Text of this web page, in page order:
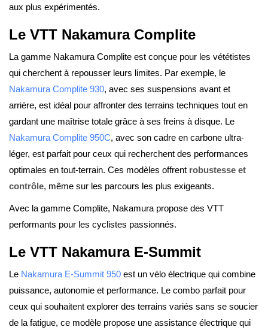
aux plus expérimentés.
Le VTT Nakamura Complite
La gamme Nakamura Complite est conçue pour les vététistes
qui cherchent à repousser leurs limites. Par exemple, le
Nakamura Complite 930, avec ses suspensions avant et
arrière, est idéal pour affronter des terrains techniques tout en
gardant une maîtrise totale grâce à ses freins à disque. Le
Nakamura Complite 950C, avec son cadre en carbone ultra-
léger, est parfait pour ceux qui recherchent des performances
optimales en tout-terrain. Ces modèles offrent robustesse et
contrôle, même sur les parcours les plus exigeants.
Avec la gamme Complite, Nakamura propose des VTT
performants pour les cyclistes passionnés.
Le VTT Nakamura E-Summit
Le Nakamura E-Summit 950 est un vélo électrique qui combine
puissance, autonomie et performance. Le combo parfait pour
ceux qui souhaitent explorer des terrains variés sans se soucier
de la fatigue, ce modèle propose une assistance électrique qui